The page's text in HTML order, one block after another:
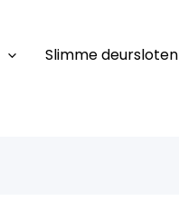
Slimme deursloten